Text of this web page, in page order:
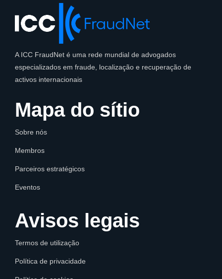
A ICC FraudNet é uma rede mundial de advogados
especializados em fraude, localização e recuperação de
activos internacionais
Mapa do sítio
Sobre nós
Membros
Parceiros estratégicos
Eventos
Avisos legais
Termos de utilização
Política de privacidade